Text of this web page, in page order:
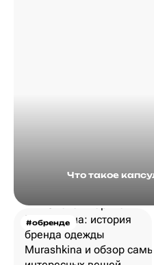
Что такое
#обренде